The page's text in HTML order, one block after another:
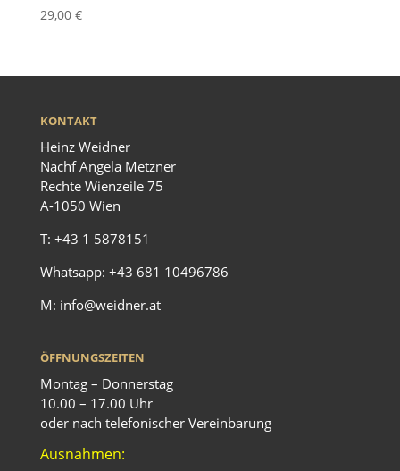
29,00 €
KONTAKT
Heinz Weidner
Nachf Angela Metzner
Rechte Wienzeile 75
A-1050 Wien
T: +43 1 5878151
Whatsapp: +43 681 10496786
M: info@weidner.at
ÖFFNUNGSZEITEN
Montag – Donnerstag
10.00 – 17.00 Uhr
oder nach telefonischer Vereinbarung
Ausnahmen: